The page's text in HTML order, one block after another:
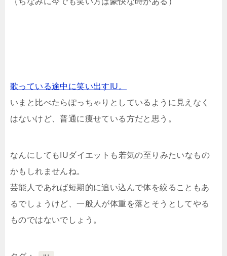
歌っている途中に笑い出すIU。
いまと比べたらぽっちゃりとしているように見えなく
はないけど、普通に痩せている方だと思う。
なんにしてもIUダイエットも若気の至りみたいなもの
かもしれませんね。
芸能人であれば短期的に追い込んで体を絞ることもあ
るでしょうけど、一般人が体重を落とそうとしてやる
ものではないでしょう。